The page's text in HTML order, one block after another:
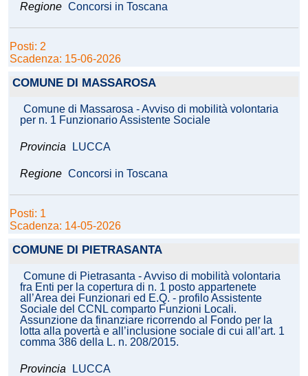
Regione Concorsi in Toscana
Posti: 2
Scadenza: 15-06-2026
COMUNE DI MASSAROSA
Comune di Massarosa - Avviso di mobilità volontaria
per n. 1 Funzionario Assistente Sociale
Provincia LUCCA
Regione Concorsi in Toscana
Posti: 1
Scadenza: 14-05-2026
COMUNE DI PIETRASANTA
Comune di Pietrasanta - Avviso di mobilità volontaria
fra Enti per la copertura di n. 1 posto appartenete
all’Area dei Funzionari ed E.Q. - profilo Assistente
Sociale del CCNL comparto Funzioni Locali.
Assunzione da finanziare ricorrendo al Fondo per la
lotta alla povertà e all’inclusione sociale di cui all’art. 1
comma 386 della L. n. 208/2015.
Provincia LUCCA